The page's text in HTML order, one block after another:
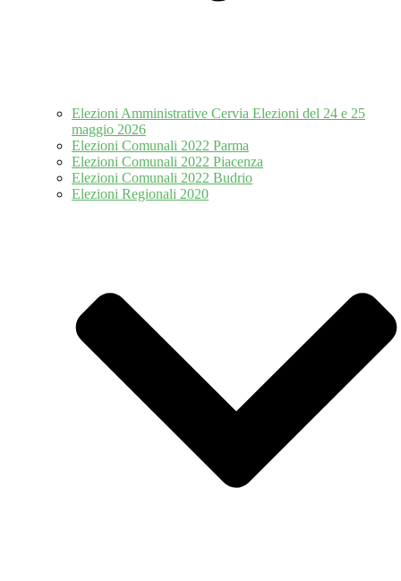
Elezioni Amministrative Cervia Elezioni del 24 e 25
maggio 2026
Elezioni Comunali 2022 Parma
Elezioni Comunali 2022 Piacenza
Elezioni Comunali 2022 Budrio
Elezioni Regionali 2020